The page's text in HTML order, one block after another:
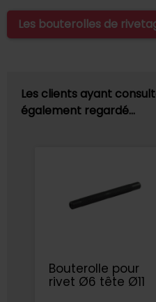
Les bouterolles de
Les clients ayant
également regardé…
Bouterolle pour
rivet Ø6 tête Ø11